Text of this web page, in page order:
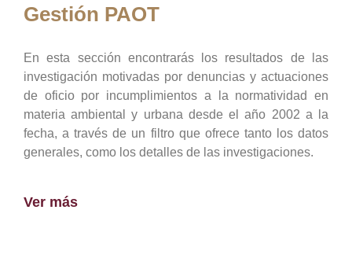
Gestión PAOT
En esta sección encontrarás los resultados de las
investigación motivadas por denuncias y actuaciones
de oficio por incumplimientos a la normatividad en
materia ambiental y urbana desde el año 2002 a la
fecha, a través de un filtro que ofrece tanto los datos
generales, como los detalles de las investigaciones.
Ver más